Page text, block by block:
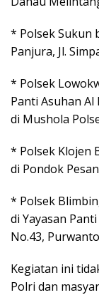
* Polsek Sukun
Panjura, Jl.
* Polsek
Panti Asuhan
di Mushola
* Polsek Klojen
di Pondok
* Polsek
di Yayasan
No.43,
Kegiatan ini
Polri dan